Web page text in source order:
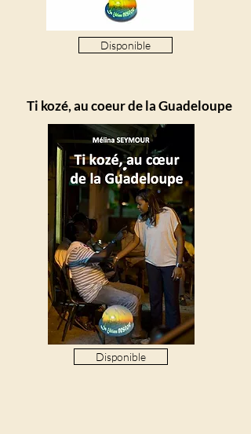
Disponible
Ti kozé,aucoeurde la Guadeloupe
Disponible